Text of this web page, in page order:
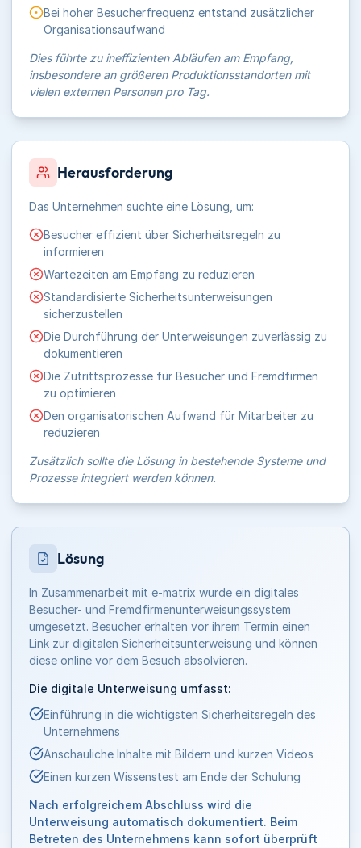
Bei hoher Besucherfrequenz entstand zusätzlicher
Organisationsaufwand
Dies führte zu ineffizienten Abläufen am Empfang,
insbesondere an größeren Produktionsstandorten mit
vielen externen Personen pro Tag.
Herausforderung
Das Unternehmen suchte eine Lösung, um:
Besucher effizient über Sicherheitsregeln zu
informieren
Wartezeiten am Empfang zu reduzieren
Standardisierte Sicherheitsunterweisungen
sicherzustellen
Die Durchführung der Unterweisungen zuverlässig zu
dokumentieren
Die Zutrittsprozesse für Besucher und Fremdfirmen
zu optimieren
Den organisatorischen Aufwand für Mitarbeiter zu
reduzieren
Zusätzlich sollte die Lösung in bestehende Systeme und
Prozesse integriert werden können.
Lösung
In Zusammenarbeit mit e-matrix wurde ein digitales
Besucher- und Fremdfirmenunterweisungssystem
umgesetzt. Besucher erhalten vor ihrem Termin einen
Link zur digitalen Sicherheitsunterweisung und können
diese online vor dem Besuch absolvieren.
Die digitale Unterweisung umfasst:
Einführung in die wichtigsten Sicherheitsregeln des
Unternehmens
Anschauliche Inhalte mit Bildern und kurzen Videos
Einen kurzen Wissenstest am Ende der Schulung
Nach erfolgreichem Abschluss wird die
Unterweisung automatisch dokumentiert. Beim
Betreten des Unternehmens kann sofort überprüft